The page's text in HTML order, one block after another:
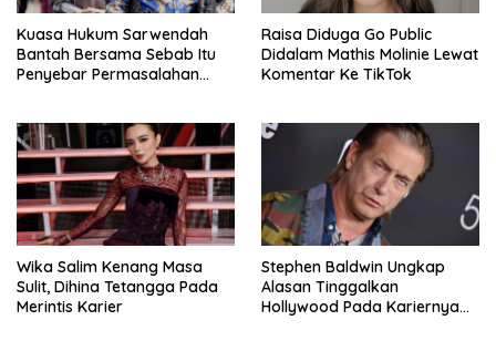
Kuasa Hukum Sarwendah
Bantah Bersama Sebab Itu
Penyebar Permasalahan
Raisa Diduga Go Public
Didalam Mathis Molinie Lewat
Komentar Ke TikTok
Wika Salim Kenang Masa
Sulit, Dihina Tetangga Pada
Merintis Karier
Stephen Baldwin Ungkap
Alasan Tinggalkan
Hollywood Pada Kariernya